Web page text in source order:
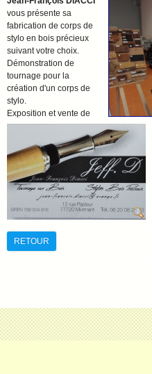
vous présente sa
fabrication de corps de
stylo en bois précieux
suivant votre choix.
Démonstration de
tournage pour la
création d'un corps de
stylo.
Exposition et vente de
RETOUR